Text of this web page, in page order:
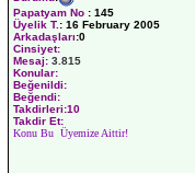
Papatyam No : 145
Üyelik T.: 16 February 2005
Arkadaşları:0
Cinsiyet:
Mesaj: 3.815
Konular:
Beğenildi:
Beğendi:
Takdirleri:10
Takdir Et:
Konu Bu Üyemize Aittir!